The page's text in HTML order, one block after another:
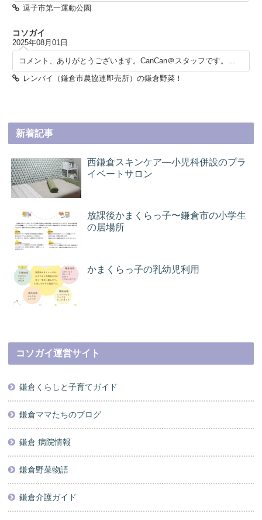
逗子市第一運動公園
コソガイ
2025年08月01日
コメント、ありがとうございます。CanCan＠スタッフです。...
レンバイ（鎌倉市農協連即売所）の鎌倉野菜！
新着記事
西鎌倉スキンケア―小児科併設のプラ
イベートサロン
放課後かまくらっ子〜鎌倉市の小学生
の居場所
かまくらっ子の乳幼児利用
コソガイ運営サイト
鎌倉くらしと子育てガイド
鎌倉ママたちのブログ
鎌倉 病院情報
鎌倉野菜物語
鎌倉介護ガイド